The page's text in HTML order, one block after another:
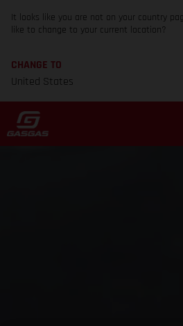
It looks like you are not on your country
like to change to your current location?
CHANGE TO
United States